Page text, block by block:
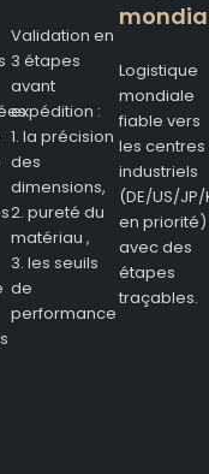
Validation en
3 étapes
avant
expédition :
1. la précision
des
dimensions,
2. pureté du
matériau ,
3. les seuils
de
performance
Logistique
mondiale
fiable vers
les centres
industriels
(DE/US/JP/
en priorité)
avec des
étapes
traçables.